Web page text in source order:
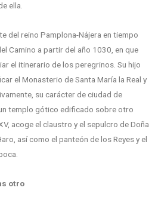
ella.
del reino Pamplona-Nájera en tiempo
Camino a partir del año 1030, en que
el itinerario de los peregrinos. Su hijo
el Monasterio de Santa María la Real y
su carácter de ciudad de
templo gótico edificado sobre otro
acoge el claustro y el sepulcro de Doña
así como el panteón de los Reyes y el
otro